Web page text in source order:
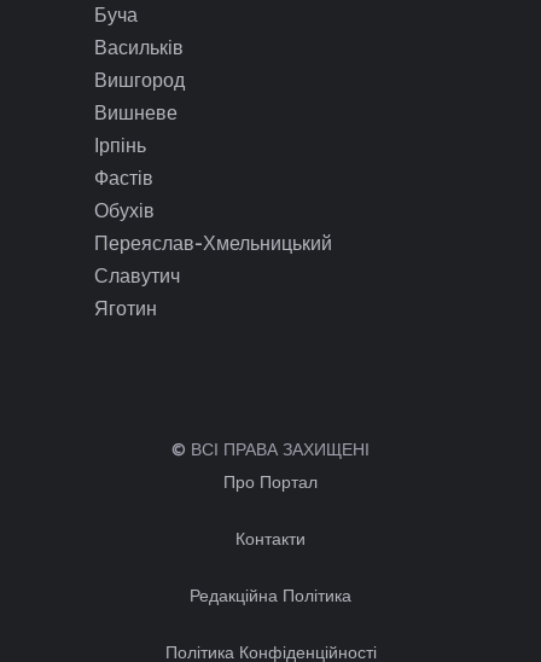
Буча
Васильків
Вишгород
Вишневе
Ірпінь
Фастів
Обухів
Переяслав-Хмельницький
Славутич
Яготин
© ВСІ ПРАВА ЗАХИЩЕНІ
Про Портал
Контакти
Редакційна Політика
Політика Конфіденційності